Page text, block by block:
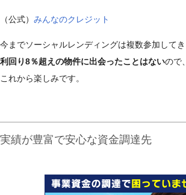
（公式） みんなのクレジット
今までソーシャルレンディングは複数参加してき
利回り8％超えの物件に出会ったことはないので、
これから楽しみです。
実績が豊富で安心な資金調達先